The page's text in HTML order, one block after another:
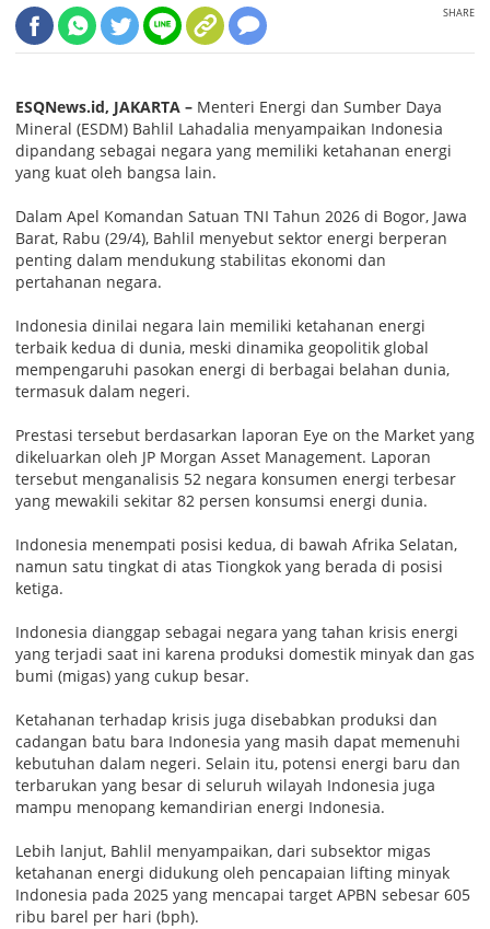
SHARE
ESQNews.id, JAKARTA – Menteri Energi dan Sumber Daya
Mineral (ESDM) Bahlil Lahadalia menyampaikan Indonesia
dipandang sebagai negara yang memiliki ketahanan energi
yang kuat oleh bangsa lain.
Dalam Apel Komandan Satuan TNI Tahun 2026 di Bogor, Jawa
Barat, Rabu (29/4), Bahlil menyebut sektor energi berperan
penting dalam mendukung stabilitas ekonomi dan
pertahanan negara.
Indonesia dinilai negara lain memiliki ketahanan energi
terbaik kedua di dunia, meski dinamika geopolitik global
mempengaruhi pasokan energi di berbagai belahan dunia,
termasuk dalam negeri.
Prestasi tersebut berdasarkan laporan Eye on the Market yang
dikeluarkan oleh JP Morgan Asset Management. Laporan
tersebut menganalisis 52 negara konsumen energi terbesar
yang mewakili sekitar 82 persen konsumsi energi dunia.
Indonesia menempati posisi kedua, di bawah Afrika Selatan,
namun satu tingkat di atas Tiongkok yang berada di posisi
ketiga.
Indonesia dianggap sebagai negara yang tahan krisis energi
yang terjadi saat ini karena produksi domestik minyak dan gas
bumi (migas) yang cukup besar.
Ketahanan terhadap krisis juga disebabkan produksi dan
cadangan batu bara Indonesia yang masih dapat memenuhi
kebutuhan dalam negeri. Selain itu, potensi energi baru dan
terbarukan yang besar di seluruh wilayah Indonesia juga
mampu menopang kemandirian energi Indonesia.
Lebih lanjut, Bahlil menyampaikan, dari subsektor migas
ketahanan energi didukung oleh pencapaian lifting minyak
Indonesia pada 2025 yang mencapai target APBN sebesar 605
ribu barel per hari (bph).